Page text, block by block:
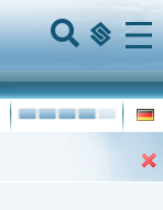
Menu